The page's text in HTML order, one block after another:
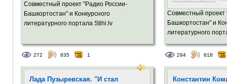
Совместный проект "Радио России-
Башкортостан" и Конкурсного
литературного портала Stihi.lv
272 835 1
Совместный проект
Башкортостан" и
литературного
294 818
Лада Пузыревская. "И стал
Константин